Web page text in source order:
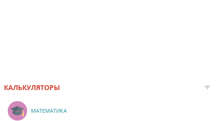
КАЛЬКУЛЯТОРЫ
МАТЕМАТИКА